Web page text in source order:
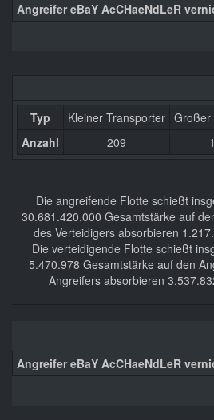
Angreifer eBaY AcCHaeNdLeR
Typ Kleiner Transporter Großer
Anzahl
209
Die angreifende Flotte schießt
30.681.420.000 Gesamtstärke auf
des Verteidigers absorbieren
Die verteidigende Flotte schießt
5.470.978 Gesamtstärke auf den
Angreifers absorbieren
Angreifer eBaY AcCHaeNdLeR